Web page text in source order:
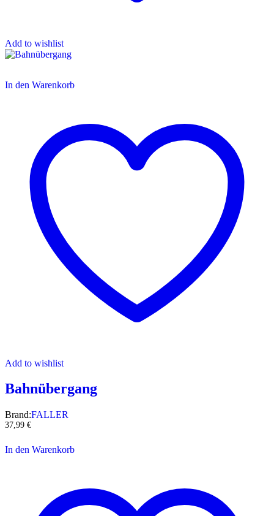
Add to wishlist
In den Warenkorb
Add to wishlist
Bahnübergang
Brand:FALLER
37,99 €
In den Warenkorb